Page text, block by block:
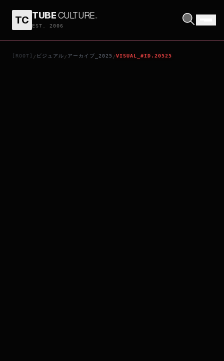
TC TUBECULTURE.
EST. 2006
[ROOT] / ビジュアル / アーカイブ_2025 /VISUAL_#ID.20525
TV アニメ「葬送のフリーレン」第1期特別上映－第5章「一級魔法使い試験編その2」